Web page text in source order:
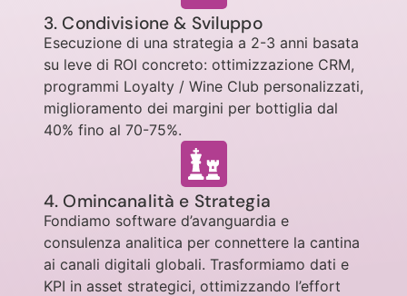
3. Condivisione & Sviluppo
Esecuzione di una strategia a 2-3 anni basata
su leve di ROI concreto: ottimizzazione CRM,
programmi Loyalty / Wine Club personalizzati,
miglioramento dei margini per bottiglia dal
40% fino al 70-75%.
4. Omincanalità e Strategia
Fondiamo software d’avanguardia e
consulenza analitica per connettere la cantina
ai canali digitali globali. Trasformiamo dati e
KPI in asset strategici, ottimizzando l’effort